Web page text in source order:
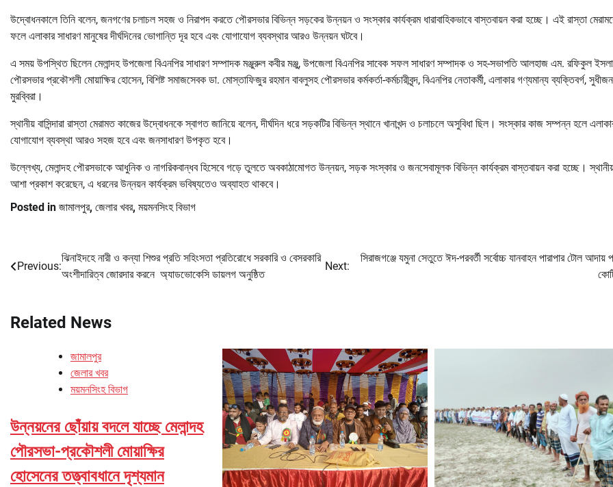
উদ্বোধনকালে তিনি বলেন, জনগণের চলাচল সহজ ও নিরাপদ করতে পৌরসভার বিভিন্ন সড়কের উন্নয়ন ও সংস্কার কার্যক্রম ধারাবাহিকভাবে বাস্তবায়ন করা হচ্ছে। এই রাস্তা
ফলে এলাকার সাধারণ মানুষের দীর্ঘদিনের ভোগান্তি দূর হবে এবং যোগাযোগ ব্যবস্থার আরও উন্নয়ন ঘটবে।
এ সময় উপস্থিত ছিলেন মেলান্দহ উপজেলা বিএনপির সাধারণ সম্পাদক মঞ্জুরুল কবীর মঞ্জু, উপজেলা বিএনপির সাবেক সফল সাধারণ সম্পাদক ও সহ-সভাপতি আলহাজ এম. রফিকুল
পৌরসভার প্রকৌশলী মোয়াক্ষির হোসেন, বিশিষ্ট সমাজসেবক ডা. মোস্তাফিজুর রহমান বাবলুসহ পৌরসভার কর্মকর্তা-কর্মচারীবৃন্দ, বিএনপির নেতাকর্মী, এলাকার গণ্যমান্য ব্যক্তিবর্গ,
মুরব্বিরা।
স্থানীয় বাসিন্দারা রাস্তা মেরামত কাজের উদ্বোধনকে স্বাগত জানিয়ে বলেন, দীর্ঘদিন ধরে সড়কটির বিভিন্ন স্থানে খানাখন্দ ও চলাচলে অসুবিধা ছিল। সংস্কার কাজ সম্পন্ন হলে
যোগাযোগ ব্যবস্থা আরও সহজ হবে এবং জনসাধারণ উপকৃত হবে।
উল্লেখ্য, মেলান্দহ পৌরসভাকে আধুনিক ও নাগরিকবান্ধব হিসেবে গড়ে তুলতে অবকাঠামোগত উন্নয়ন, সড়ক সংস্কার ও জনসেবামূলক বিভিন্ন কার্যক্রম বাস্তবায়ন করা হচ্ছে।
আশা প্রকাশ করেছেন, এ ধরনের উন্নয়ন কার্যক্রম ভবিষ্যতেও অব্যাহত থাকবে।
Posted in জামালপুর, জেলার খবর, ময়মনসিংহ বিভাগ
Post
Previous:
ঝিনাইদহে নারী ও কন্যা শিশুর প্রতি সহিংসতা প্রতিরোধে সরকারি ও বেসরকারি
অংশীদারিত্ব জোরদার করনে অ্যাডভোকেসি ডায়লগ অনুষ্ঠিত
Next:
সিরাজগঞ্জে যমুনা সেতুতে ঈদ-পরবর্তী সর্বোচ্চ যানবাহন পারাপার টোল আদায়
Related News
জামালপুর
জেলার খবর
ময়মনসিংহ বিভাগ
উন্নয়নের ছোঁয়ায় বদলে যাচ্ছে মেলান্দহ
পৌরসভা-প্রকৌশলী মোয়াক্ষির
হোসেনের তত্ত্বাবধানে দৃশ্যমান